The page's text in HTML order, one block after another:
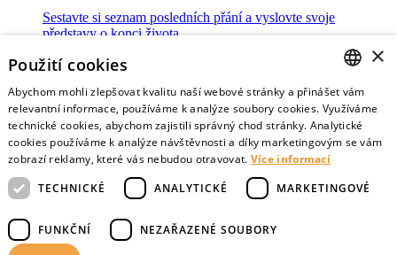
Sestavte si seznam posledních přání a vyslovte svoje
představy o konci života
Data o umírání
Nejnovější data o postojích veřejnosti a zdravotníků k umírání
CZECH
ENGLISH
×
Použití cookies
Abychom mohli zlepšovat kvalitu naší webové stránky a přinášet vám
relevantní informace, používáme k analýze soubory cookies. Využíváme
technické cookies, abychom zajistili správný chod stránky. Analytické
cookies používáme k analýze návštěvnosti a díky marketingovým se vám
zobrazí reklamy, které vás nebudou otravovat. Více informací
TECHNICKÉ
ANALYTICKÉ MARKETINGOVÉ
FUNKČNÍ NEZAŘAZENÉ SOUBORY